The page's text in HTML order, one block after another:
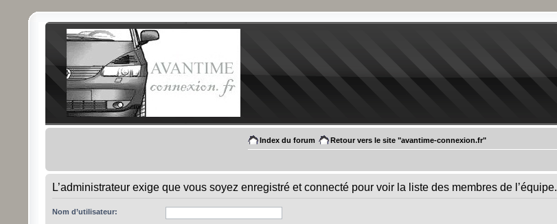
Index du forum Retour vers le site "avantime-connexion.fr"
L’administrateur exige que vous soyez enregistré et connecté pour voir la liste des membres de l’équipe.
Nom d’utilisateur: